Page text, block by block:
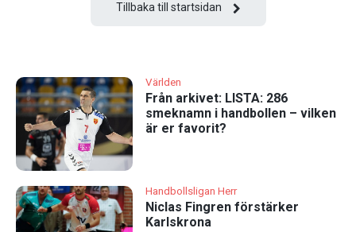
Tillbaka till startsidan
Världen
Från arkivet: LISTA: 286
smeknamn i handbollen – vilken
är er favorit?
Handbollsligan Herr
Niclas Fingren förstärker
Karlskrona